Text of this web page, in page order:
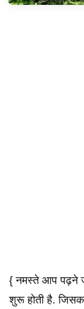
{ नमस्ते आप पढ़ने
शुरू होती है.